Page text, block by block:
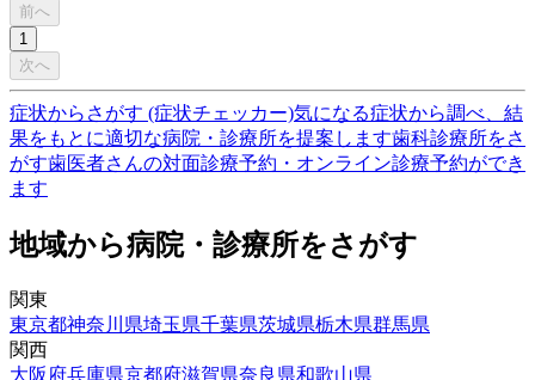
前へ
1
次へ
症状からさがす (症状チェッカー)気になる症状から調べ、結
果をもとに適切な病院・診療所を提案します歯科診療所をさ
がす歯医者さんの対面診療予約・オンライン診療予約ができ
ます
地域から病院・診療所をさがす
関東
東京都神奈川県埼玉県千葉県茨城県栃木県群馬県
関西
大阪府兵庫県京都府滋賀県奈良県和歌山県